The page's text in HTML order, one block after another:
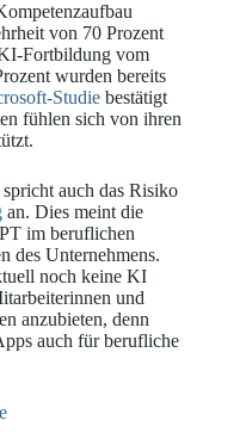
von 70 Prozent
Fortbildung vom
wurden bereits
Studie bestätigt
fühlen sich von ihren
auch das Risiko
an. Dies meint die
im beruflichen
des Unternehmens.
noch keine KI
und
anzubieten, denn
auch für berufliche